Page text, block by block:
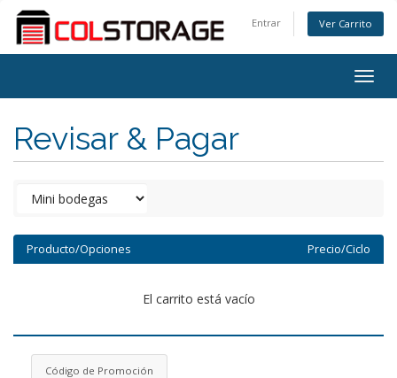
Entrar Ver Carrito
Revisar & Pagar
Producto/Opciones Precio/Ciclo
El carrito está vacío
Código de Promoción